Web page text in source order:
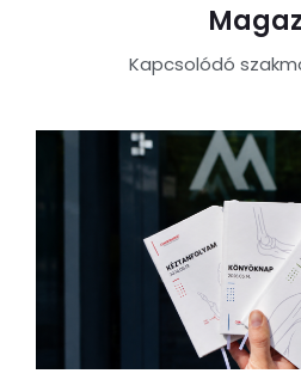
Kapcsolódó